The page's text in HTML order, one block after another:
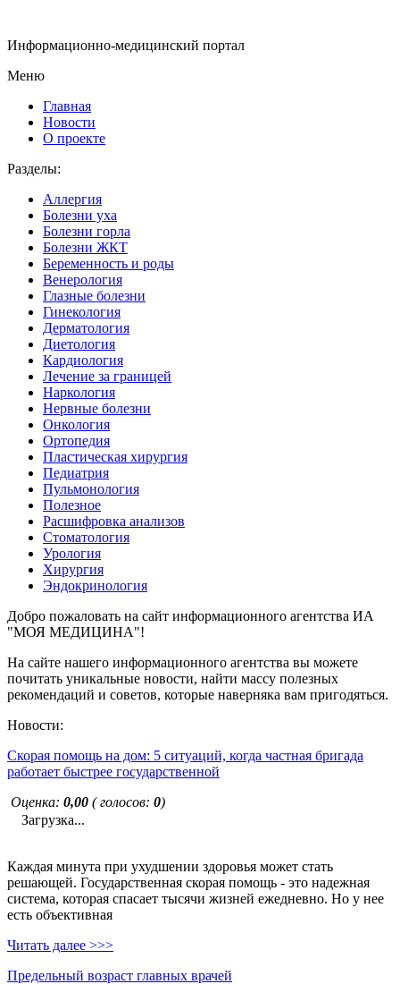
Информационно-медицинский портал
Меню
Главная
Новости
О проекте
Разделы:
Аллергия
Болезни уха
Болезни горла
Болезни ЖКТ
Беременность и роды
Венерология
Глазные болезни
Гинекология
Дерматология
Диетология
Кардиология
Лечение за границей
Наркология
Нервные болезни
Онкология
Ортопедия
Пластическая хирургия
Педиатрия
Пульмонология
Полезное
Расшифровка анализов
Стоматология
Урология
Хирургия
Эндокринология
Добро пожаловать на сайт информационного агентства ИА
"МОЯ МЕДИЦИНА"!
На сайте нашего информационного агентства вы можете
почитать уникальные новости, найти массу полезных
рекомендаций и советов, которые наверняка вам пригодяться.
Новости:
Скорая помощь на дом: 5 ситуаций, когда частная бригада
работает быстрее государственной
Оценка: 0,00 ( голосов: 0)
Загрузка...
Каждая минута при ухудшении здоровья может стать
решающей. Государственная скорая помощь - это надежная
система, которая спасает тысячи жизней ежедневно. Но у нее
есть объективная
Читать далее >>>
Предельный возраст главных врачей